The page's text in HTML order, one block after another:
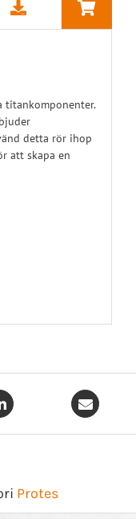
titankomponenter.
detta rör ihop
att skapa en
Protes